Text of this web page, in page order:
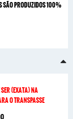
SÃO PRODUZIDOS 100%
(EXATA) NA
O TRANSPASSE